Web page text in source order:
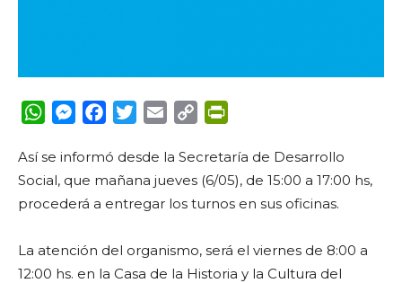
WhatsApp
Messenger
FacebookTwitterEmail Copy
Así se informó desde la Secretaría de Desarrollo
Social, que mañana jueves (6/05), de 15:00 a 17:00 hs,
procederá a entregar los turnos en sus oficinas.
La atención del organismo, será el viernes de 8:00 a
12:00 hs. en la Casa de la Historia y la Cultura del